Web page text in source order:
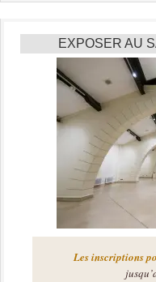
EXPOSER AU
Les inscriptions